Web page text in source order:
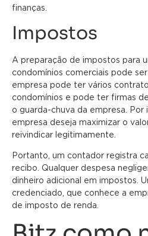
finanças.
Impostos
A preparação de impostos para
condomínios comerciais pode
empresa pode ter vários
condomínios e pode ter firmas
o guarda-chuva da empresa. Por
empresa deseja maximizar o
reivindicar legitimamente.
Portanto, um contador registra
recibo. Qualquer despesa
dinheiro adicional em impostos.
credenciado, que conhece a
de imposto de renda.